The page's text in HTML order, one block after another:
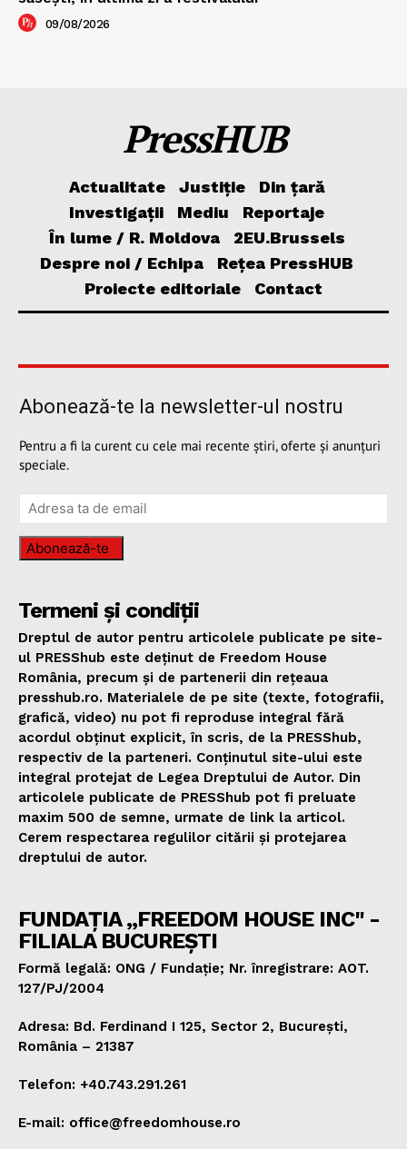
09/08/2026
PressHUB
Actualitate Justiție
Din țară
Investigații
Mediu
Reportaje
În lume / R. Moldova
2EU.Brussels
Despre noi / Echipa
Rețea PressHUB
Proiecte editoriale
Contact
Abonează-te la newsletter-ul nostru
Pentru a fi la curent cu cele mai recente știri, oferte și anunțuri
speciale.
Abonează-te
Termeni și condiții
Dreptul de autor pentru articolele publicate pe site-
ul PRESShub este deținut de Freedom House
România, precum și de partenerii din rețeaua
presshub.ro. Materialele de pe site (texte, fotografii,
grafică, video) nu pot fi reproduse integral fără
acordul obținut explicit, în scris, de la PRESShub,
respectiv de la parteneri. Conținutul site-ului este
integral protejat de Legea Dreptului de Autor. Din
articolele publicate de PRESShub pot fi preluate
maxim 500 de semne, urmate de link la articol.
Cerem respectarea regulilor citării și protejarea
dreptului de autor.
FUNDAȚIA „FREEDOM HOUSE INC" -
FILIALA BUCUREȘTI
Formă legală: ONG / Fundație; Nr. înregistrare: AOT.
127/PJ/2004
Adresa: Bd. Ferdinand I 125, Sector 2, București,
România – 21387
Telefon: +40.743.291.261
E-mail: office@freedomhouse.ro